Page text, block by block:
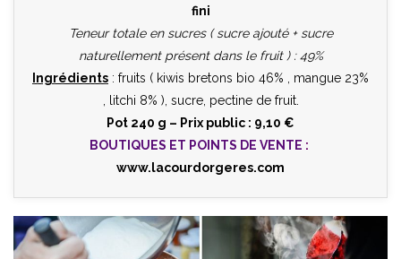
fini
Teneur totale en sucres ( sucre ajouté + sucre
naturellement présent dans le fruit ) : 49%
Ingrédients : fruits ( kiwis bretons bio 46% , mangue 23%
, litchi 8% ), sucre, pectine de fruit.
Pot 240 g – Prix public : 9,10 €
BOUTIQUES ET POINTS DE VENTE :
www.lacourdorgeres.com